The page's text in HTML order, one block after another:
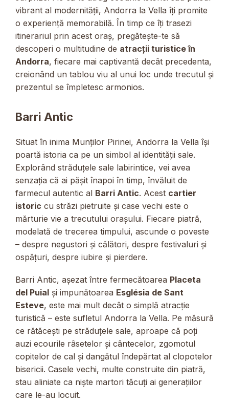
vibrant al modernității, Andorra la Vella îți promite
o experiență memorabilă. În timp ce îți trasezi
itinerariul prin acest oraș, pregătește-te să
descoperi o multitudine de atracții turistice în
Andorra, fiecare mai captivantă decât precedenta,
creionând un tablou viu al unui loc unde trecutul și
prezentul se împletesc armonios.
Barri Antic
Situat în inima Munților Pirinei, Andorra la Vella își
poartă istoria ca pe un simbol al identității sale.
Explorând străduțele sale labirintice, vei avea
senzația că ai pășit înapoi în timp, învăluit de
farmecul autentic al Barri Antic. Acest cartier
istoric cu străzi pietruite și case vechi este o
mărturie vie a trecutului orașului. Fiecare piatră,
modelată de trecerea timpului, ascunde o poveste
– despre negustori și călători, despre festivaluri și
ospățuri, despre iubire și pierdere.
Barri Antic, așezat între fermecătoarea Placeta
del Puial și impunătoarea Església de Sant
Esteve, este mai mult decât o simplă atracție
turistică – este sufletul Andorra la Vella. Pe măsură
ce rătăcești pe străduțele sale, aproape că poți
auzi ecourile râsetelor și cântecelor, zgomotul
copitelor de cal și dangătul îndepărtat al clopotelor
bisericii. Casele vechi, multe construite din piatră,
stau aliniate ca niște martori tăcuți ai generațiilor
care le-au locuit.